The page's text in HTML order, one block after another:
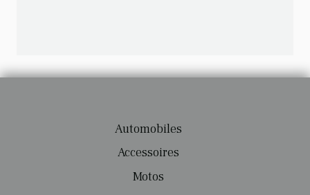
Automobiles
Accessoires
Motos